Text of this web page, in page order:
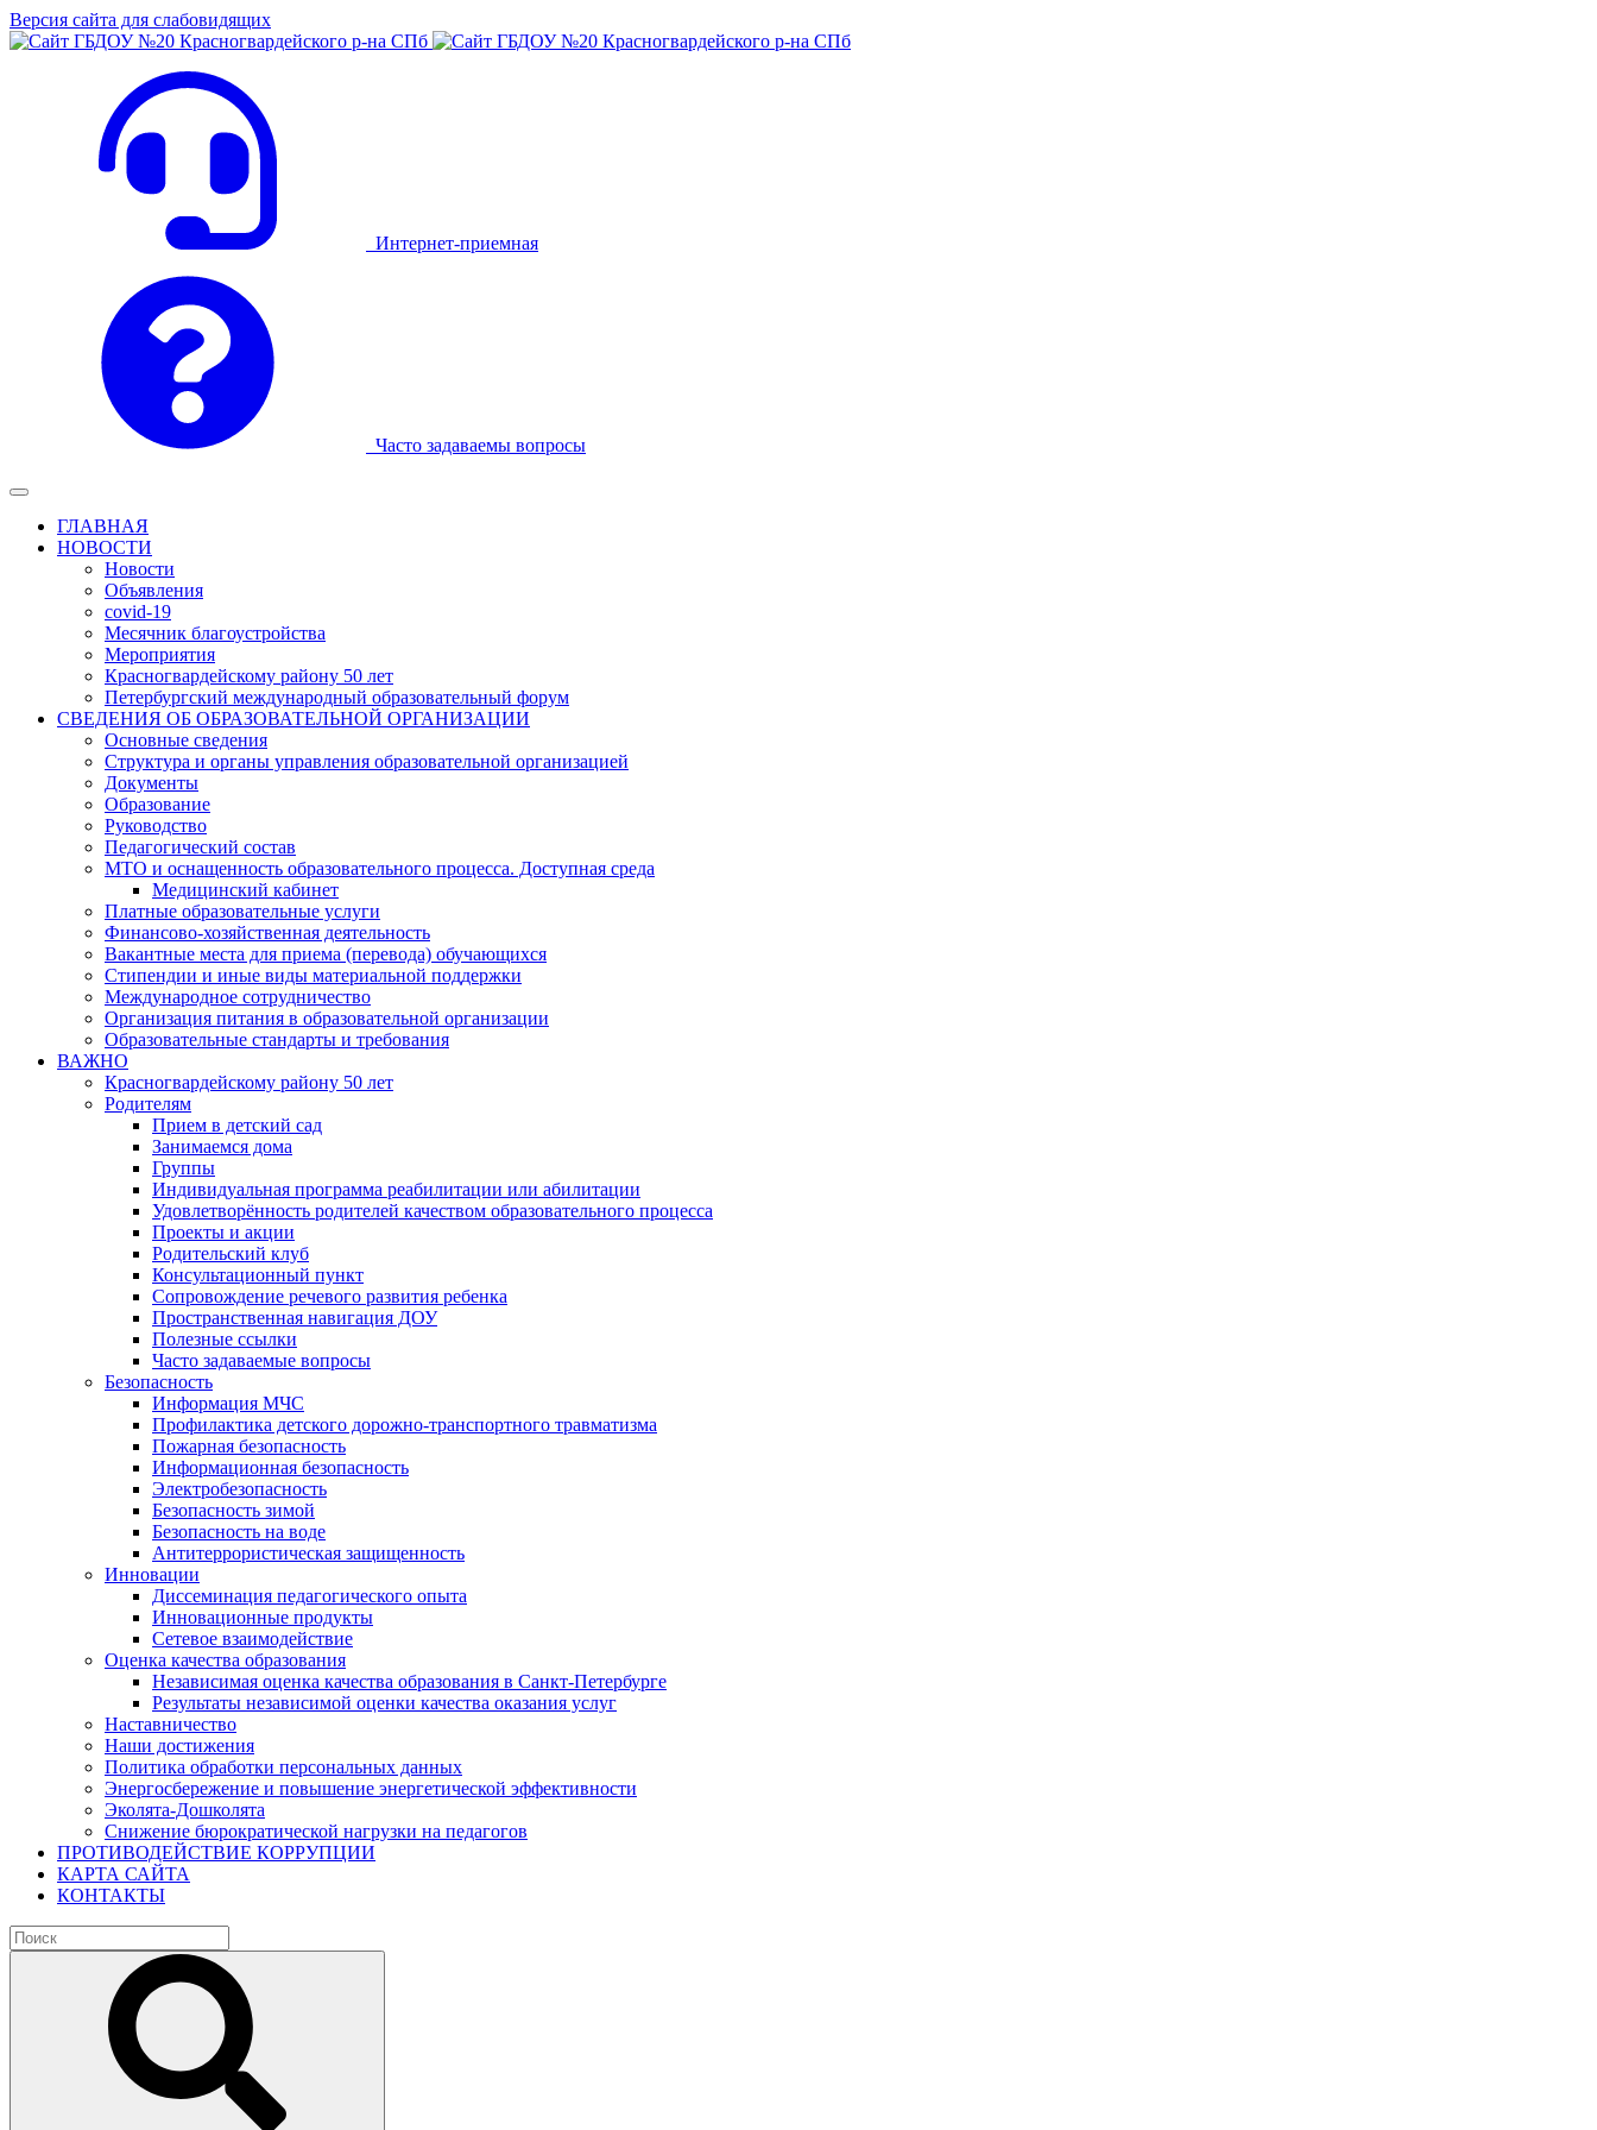
Версия сайта для слабовидящих
Интернет-приемная
Часто задаваемы вопросы
ГЛАВНАЯ
НОВОСТИ
Новости
Объявления
covid-19
Месячник благоустройства
Мероприятия
Красногвардейскому району 50 лет
Петербургский международный образовательный форум
СВЕДЕНИЯ ОБ ОБРАЗОВАТЕЛЬНОЙ ОРГАНИЗАЦИИ
Основные сведения
Структура и органы управления образовательной организацией
Документы
Образование
Руководство
Педагогический состав
МТО и оснащенность образовательного процесса. Доступная среда
Медицинский кабинет
Платные образовательные услуги
Финансово-хозяйственная деятельность
Вакантные места для приема (перевода) обучающихся
Стипендии и иные виды материальной поддержки
Международное сотрудничество
Организация питания в образовательной организации
Образовательные стандарты и требования
ВАЖНО
Красногвардейскому району 50 лет
Родителям
Прием в детский сад
Занимаемся дома
Группы
Индивидуальная программа реабилитации или абилитации
Удовлетворённость родителей качеством образовательного процесса
Проекты и акции
Родительский клуб
Консультационный пункт
Сопровождение речевого развития ребенка
Пространственная навигация ДОУ
Полезные ссылки
Часто задаваемые вопросы
Безопасность
Информация МЧС
Профилактика детского дорожно-транспортного травматизма
Пожарная безопасность
Информационная безопасность
Электробезопасность
Безопасность зимой
Безопасность на воде
Антитеррористическая защищенность
Инновации
Диссеминация педагогического опыта
Инновационные продукты
Сетевое взаимодействие
Оценка качества образования
Независимая оценка качества образования в Санкт-Петербурге
Результаты независимой оценки качества оказания услуг
Наставничество
Наши достижения
Политика обработки персональных данных
Энергосбережение и повышение энергетической эффективности
Эколята-Дошколята
Снижение бюрократической нагрузки на педагогов
ПРОТИВОДЕЙСТВИЕ КОРРУПЦИИ
КАРТА САЙТА
КОНТАКТЫ